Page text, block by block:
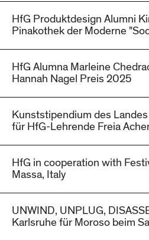
HfG Produktdesign Alumni
Pinakothek der Moderne
HfG Alumna Marleine
Hannah Nagel Preis 2025
Kunststipendium des
für HfG-Lehrende Freia
HfG in cooperation with
Massa, Italy
UNWIND, UNPLUG,
Karlsruhe für Moroso beim